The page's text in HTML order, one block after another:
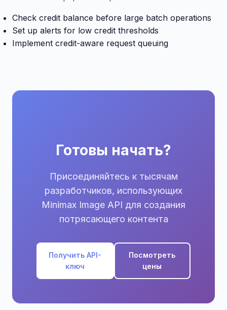
Check credit balance before large batch operations
Set up alerts for low credit thresholds
Implement credit-aware request queuing
Готовы начать?
Присоединяйтесь к тысячам
разработчиков, использующих
Minimax Image API для создания
потрясающего контента
Получить API-
ключ
Посмотреть
цены